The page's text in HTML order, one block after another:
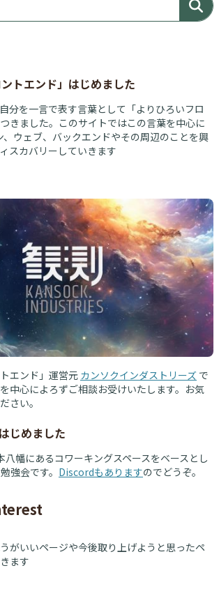
ントエンド」はじめました
分を一言で表す言葉として「よりひろいフロ
きました。このサイトではこの言葉を中心に
、ウェブ、バックエンドやその周辺のことを興
スカバリーしていきます
エンド」運営元 カンソクインダストリーズ で
中心によろずご相談お受けいたします。お気
さい。
じめました
八幡にあるコワーキングスペースをベースとし
強会です。 Discordもありますのでどうぞ。
がいいページや今後取り上げようと思ったペ
ます